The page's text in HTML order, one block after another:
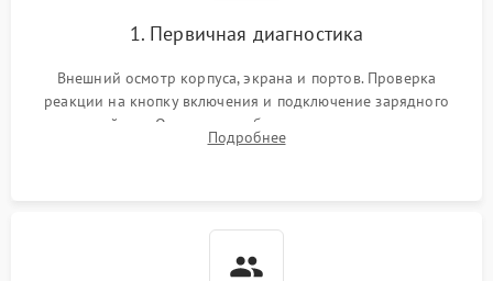
Перегрев из‑за пыли,
неисправности кулера
Выход из строя SSD или
HDD: медленная загрузка,
2000 ₽
1. Первичная диагностика
Внешний осмотр корпуса, экрана и портов. Проверка
реакции на кнопку включения и подключение зарядного
устройства. Оценка потребления тока с помощью
лабораторного блока питания для локализации проблемы.
Подробнее